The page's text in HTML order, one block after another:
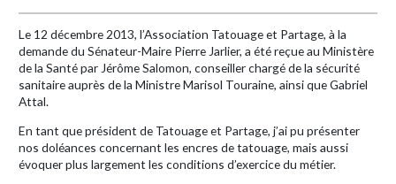
Le 12 décembre 2013, l’Association Tatouage et Partage, à la
demande du Sénateur-Maire Pierre Jarlier, a été reçue au Ministère
de la Santé par Jérôme Salomon, conseiller chargé de la sécurité
sanitaire auprès de la Ministre Marisol Touraine, ainsi que Gabriel
Attal.
En tant que président de Tatouage et Partage, j’ai pu présenter
nos doléances concernant les encres de tatouage, mais aussi
évoquer plus largement les conditions d’exercice du métier.